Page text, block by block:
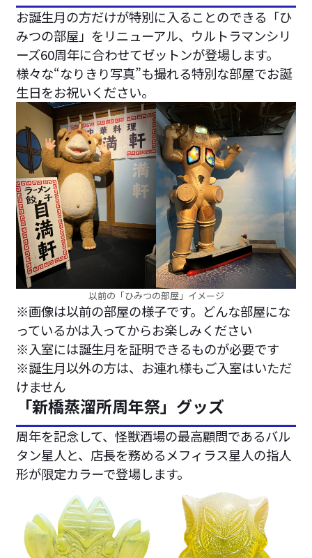
お誕生月の方だけが特別に入ることのできる「ひ
みつの部屋」をリニューアル、ウルトラマンシリ
ーズ60周年に合わせてゼットンが登場します。
様々な“なりきり写真”も撮れる特別な部屋でお誕
生日をお祝いください。
以前の「ひみつの部屋」イメージ
※画像は以前の部屋の様子です。どんな部屋にな
っているかは入ってからお楽しみください
※入室には誕生月を証明できるものが必要です
※誕生月以外の方は、お連れ様もご入室はいただ
けません
「新橋蒸溜所周年祭」グッズ
周年を記念して、怪獣酒場の最高顧問であるバル
タン星人と、店長を務めるメフィラス星人の指人
形が限定カラーで登場します。